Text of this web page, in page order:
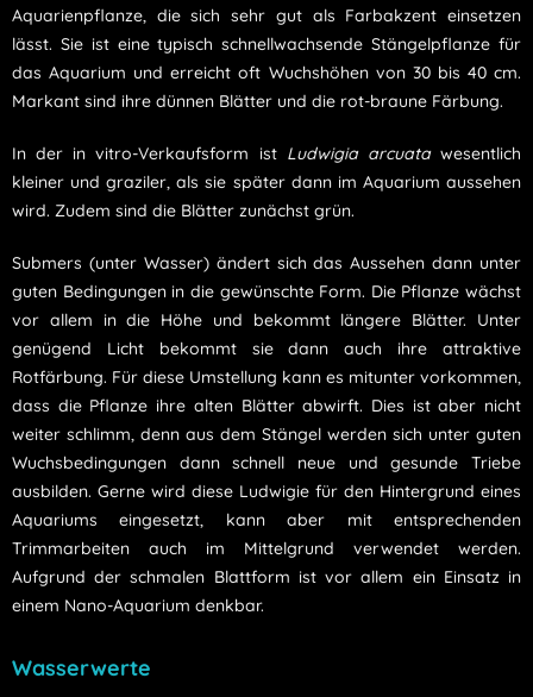
Aquarienpflanze, die sich sehr gut als Farbakzent einsetzen
lässt. Sie ist eine typisch schnellwachsende Stängelpflanze für
das Aquarium und erreicht oft Wuchshöhen von 30 bis 40 cm.
Markant sind ihre dünnen Blätter und die rot-braune Färbung.
In der in vitro-Verkaufsform ist Ludwigia arcuatawesentlich
kleiner und graziler, als sie später dann im Aquarium aussehen
wird. Zudem sind die Blätter zunächst grün.
Submers (unter Wasser) ändert sich das Aussehen dann unter
guten Bedingungen in die gewünschte Form. Die Pflanze wächst
vor allem in die Höhe und bekommt längere Blätter. Unter
genügend Licht bekommt sie dann auch ihre attraktive
Rotfärbung. Für diese Umstellung kann es mitunter vorkommen,
dass die Pflanze ihre alten Blätter abwirft. Dies ist aber nicht
weiter schlimm, denn aus dem Stängel werden sich unter guten
Wuchsbedingungen dann schnell neue und gesunde Triebe
ausbilden. Gerne wird diese Ludwigie für den Hintergrund eines
Aquariums eingesetzt, kann aber mit entsprechenden
Trimmarbeiten auch im Mittelgrund verwendet werden.
Aufgrund der schmalen Blattform ist vor allem ein Einsatz in
einem Nano-Aquarium denkbar.
Wasserwerte